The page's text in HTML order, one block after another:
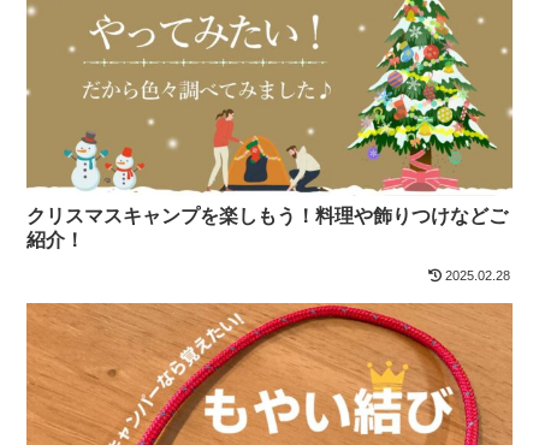
クリスマスキャンプを楽しもう！料理や飾りつけなどご
紹介！
2025.02.28